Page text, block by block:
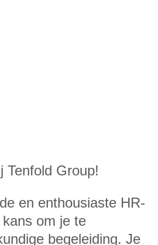
Tenfold Group!
en enthousiaste HR-
om je te
begeleiding. Je